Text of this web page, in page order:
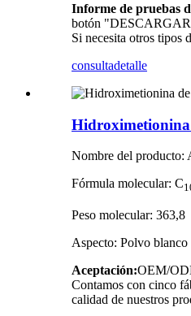
Informe de pruebas
botón
Si necesita otros tipos
consultadetalle
Nombre del producto:
Fórmula molecular: C
Peso molecular: 363,8
Aspecto: Polvo blanco
Aceptación:OEM/
Contamos con cinco
calidad de nuestros